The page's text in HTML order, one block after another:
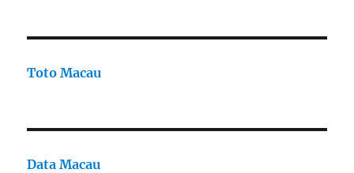
Toto Macau
Data Macau